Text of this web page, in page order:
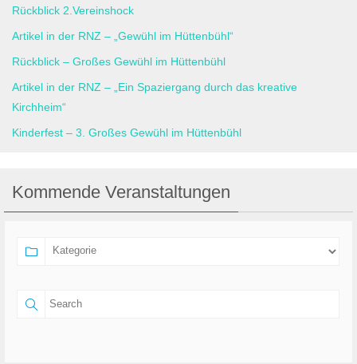
Rückblick 2.Vereinshock
Artikel in der RNZ – „Gewühl im Hüttenbühl“
Rückblick – Großes Gewühl im Hüttenbühl
Artikel in der RNZ – „Ein Spaziergang durch das kreative
Kirchheim“
Kinderfest – 3. Großes Gewühl im Hüttenbühl
Kommende Veranstaltungen